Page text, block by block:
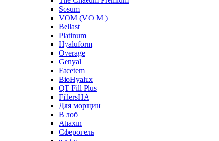
Sosum
VOM (V.O.M.)
Bellast
Platinum
Hyaluform
Overage
Genyal
Facetem
BioHyalux
QT Fill Plus
FillersHA
Для морщин
В лоб
Aliaxin
Сферогель